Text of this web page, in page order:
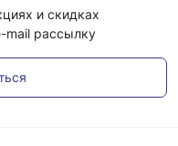
и скидках
mail рассылку